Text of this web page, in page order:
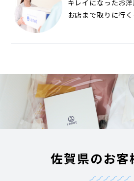
キレイになったお
お店まで取りに行
佐賀県のお客